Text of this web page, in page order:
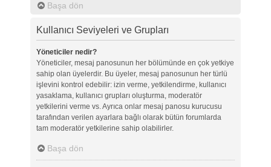
Başa dön
Kullanıcı Seviyeleri ve Grupları
Yöneticiler nedir?
Yöneticiler, mesaj panosunun her bölümünde en çok yetkiye
sahip olan üyelerdir. Bu üyeler, mesaj panosunun her türlü
işlevini kontrol edebilir: izin verme, yetkilendirme, kullanıcı
yasaklama, kullanıcı grupları oluşturma, moderatör
yetkilerini verme vs. Ayrıca onlar mesaj panosu kurucusu
tarafından verilen ayarlara bağlı olarak bütün forumlarda
tam moderatör yetkilerine sahip olabilirler.
Başa dön